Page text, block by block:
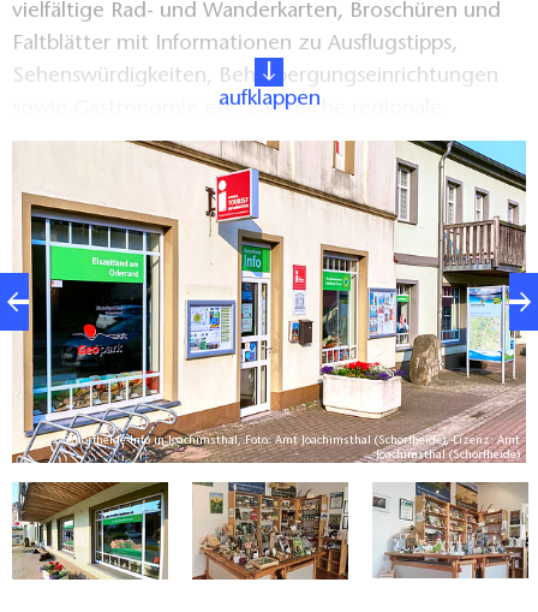
vielfältige Rad- und Wanderkarten, Broschüren und
Faltblätter mit Informationen zu Ausflugstipps,
Sehenswürdigkeiten, Beherbergungseinrichtungen
sowie Gastronomie etc. Zahlreiche regionale
Produkte und Bücher der Region, sowie Souvenirs
und kleine Urlaubsmitbringsel stehen im Shopbereich
bereit.
aufklappen
Schorfheide-Info in Joachimsthal, Foto: Amt Joachimsthal (Schorfheide), Lizenz: Amt
Joachimsthal (Schorfheide)